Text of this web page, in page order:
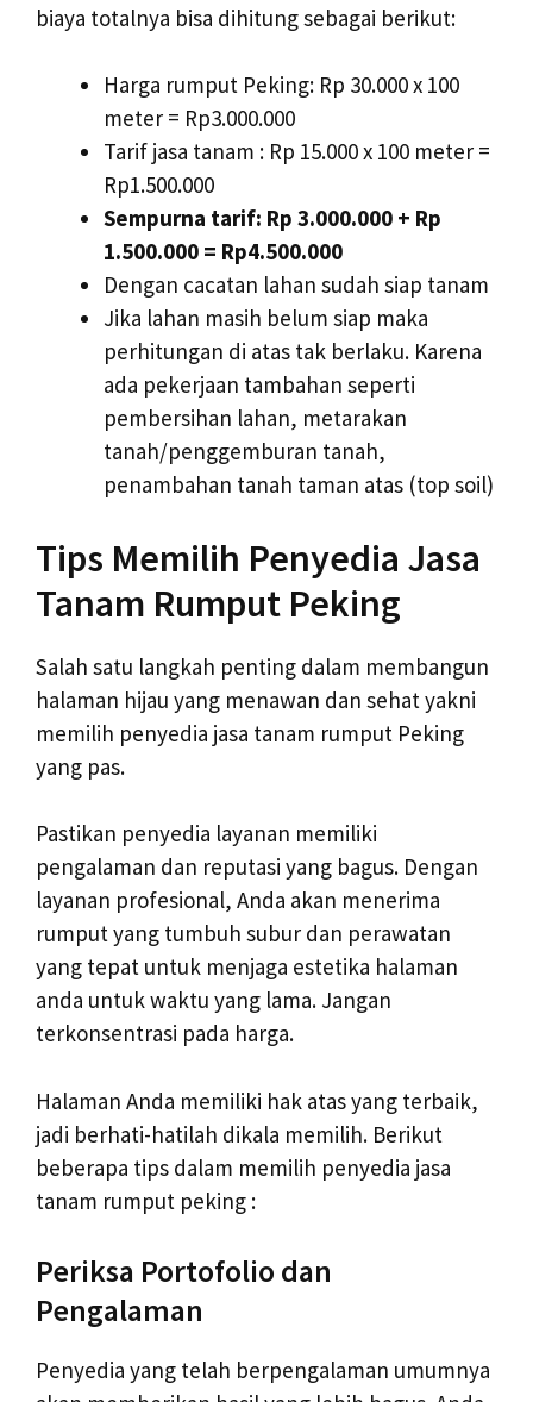
biaya totalnya bisa dihitung sebagai berikut:
Harga rumput Peking: Rp 30.000 x 100
meter = Rp3.000.000
Tarif jasa tanam : Rp 15.000 x 100 meter =
Rp1.500.000
Sempurna tarif: Rp 3.000.000 + Rp
1.500.000 = Rp4.500.000
Dengan cacatan lahan sudah siap tanam
Jika lahan masih belum siap maka
perhitungan di atas tak berlaku. Karena
ada pekerjaan tambahan seperti
pembersihan lahan, metarakan
tanah/penggemburan tanah,
penambahan tanah taman atas (top soil)
Tips Memilih Penyedia Jasa
Tanam Rumput Peking
Salah satu langkah penting dalam membangun
halaman hijau yang menawan dan sehat yakni
memilih penyedia jasa tanam rumput Peking
yang pas.
Pastikan penyedia layanan memiliki
pengalaman dan reputasi yang bagus. Dengan
layanan profesional, Anda akan menerima
rumput yang tumbuh subur dan perawatan
yang tepat untuk menjaga estetika halaman
anda untuk waktu yang lama. Jangan
terkonsentrasi pada harga.
Halaman Anda memiliki hak atas yang terbaik,
jadi berhati-hatilah dikala memilih. Berikut
beberapa tips dalam memilih penyedia jasa
tanam rumput peking :
Periksa Portofolio dan
Pengalaman
Penyedia yang telah berpengalaman umumnya